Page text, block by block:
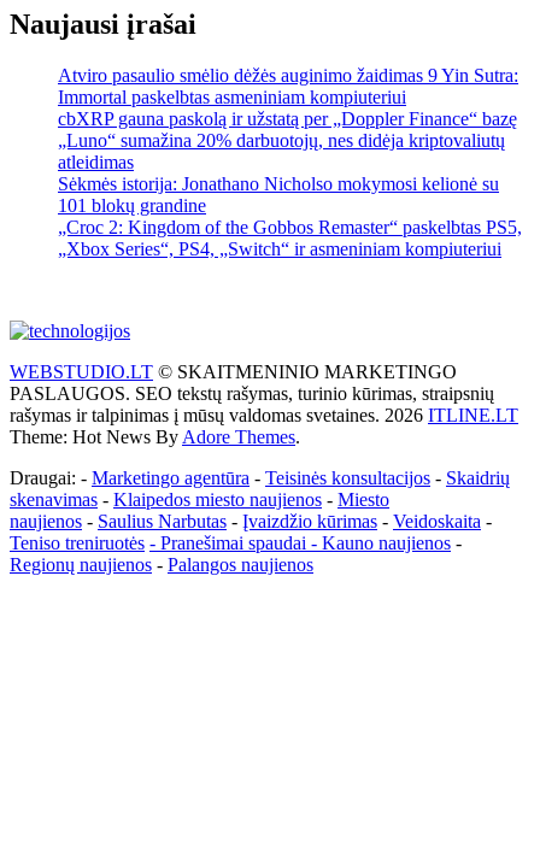
Naujausi įrašai
Atviro pasaulio smėlio dėžės auginimo žaidimas 9 Yin Sutra:
Immortal paskelbtas asmeniniam kompiuteriui
cbXRP gauna paskolą ir užstatą per „Doppler Finance“ bazę
„Luno“ sumažina 20% darbuotojų, nes didėja kriptovaliutų
atleidimas
Sėkmės istorija: Jonathano Nicholso mokymosi kelionė su
101 blokų grandine
„Croc 2: Kingdom of the Gobbos Remaster“ paskelbtas PS5,
„Xbox Series“, PS4, „Switch“ ir asmeniniam kompiuteriui
WEBSTUDIO.LT © SKAITMENINIO MARKETINGO
PASLAUGOS. SEO tekstų rašymas, turinio kūrimas, straipsnių
rašymas ir talpinimas į mūsų valdomas svetaines. 2026 ITLINE.LT
Theme: Hot News By Adore Themes.
Draugai: - Marketingo agentūra - Teisinės konsultacijos - Skaidrių
skenavimas - Klaipedos miesto naujienos - Miesto
naujienos - Saulius Narbutas - Įvaizdžio kūrimas - Veidoskaita -
Teniso treniruotės - Pranešimai spaudai - Kauno naujienos -
Regionų naujienos - Palangos naujienos